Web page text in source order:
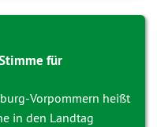
für
Vorpommern heißt
in den Landtag